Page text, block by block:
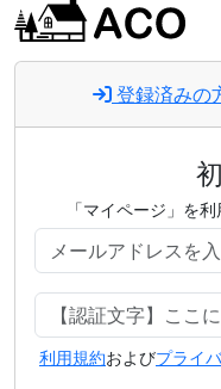
登録済みの
「マイページ」を
利用規約およびプライ